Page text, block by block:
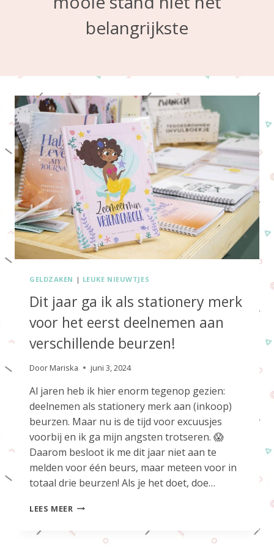
belangrijkste
GELDZAKEN | LEUKE NIEUWTJES
Dit jaar ga ik als stationery merk
voor het eerst deelnemen aan
verschillende beurzen!
Door Mariska juni 3, 2024
Al jaren heb ik hier enorm tegenop gezien:
deelnemen als stationery merk aan (inkoop)
beurzen. Maar nu is de tijd voor excuusjes
voorbij en ik ga mijn angsten trotseren. 😱
Daarom besloot ik me dit jaar niet aan te
melden voor één beurs, maar meteen voor in
totaal drie beurzen! Als je het doet, doe…
LEES MEER DIT
GA